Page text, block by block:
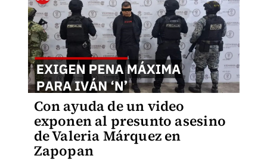
Con ayuda de un video
exponen al presunto asesino
de Valeria Márquez en
Zapopan